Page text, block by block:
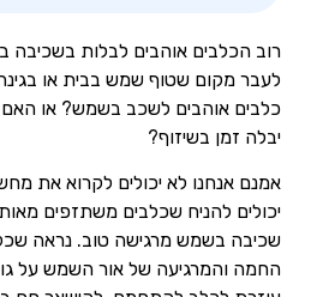
רוב הכלבים אוהבים לבלות
לעבר מקום שטוף שמש בבית או
כלבים אוהבים לשכב בשמש? או
יבלה זמן בשיזוף?
אמנם אנחנו לא יכולים לקרוא את
יכולים להניח שכלבים משתזפים
שכיבה בשמש מרגישה טוב. נראה
החמה והמרגיעה של אור השמש על